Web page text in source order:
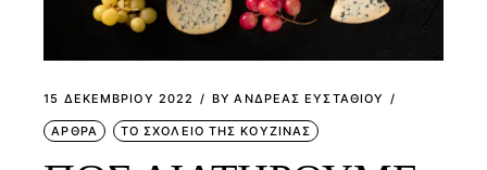
15 ΔΕΚΕΜΒΡΊΟΥ 2022 BY ΑΝΔΡΕΑΣ ΕΥΣΤΑΘΙΟΥ
ΑΡΘΡΑ ΤΟ ΣΧΟΛΕΙΟ ΤΗΣ ΚΟΥΖΙΝΑΣ